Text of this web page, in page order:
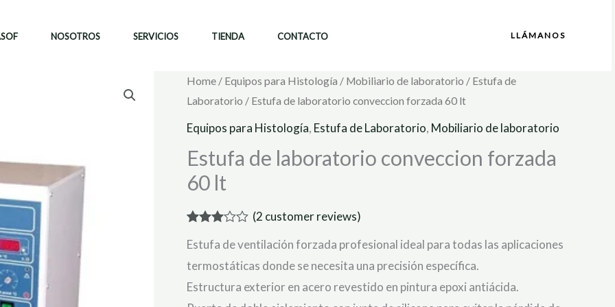
NOSOTROS SERVICIOS TIENDA CONTACTO LLÁMANOS
Home / Equipos para Histología / Mobiliario de laboratorio / Estufa de
Laboratorio / Estufa de laboratorio conveccion forzada 60 lt
Equipos para Histología, Estufa de Laboratorio, Mobiliario de laboratorio
Estufa de laboratorio conveccion forzada
60 lt
3.00
based
on
customer
ratings
(2 customer reviews)
Estufa de ventilación forzada profesional ideal para todas las aplicaciones
termostáticas donde se necesita una precisión específica.
Estructura exterior en acero revestido en pintura epoxi antiácida.